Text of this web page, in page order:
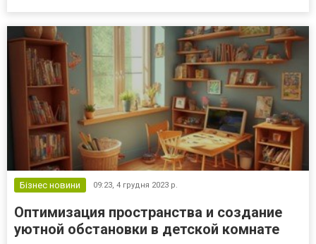
поєдн...
Бізнес новини 09:23, 4 грудня 2023 р.
Оптимизация пространства и создание
уютной обстановки в детской комнате